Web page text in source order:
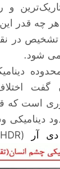
چه قدر
در
می شود.
گفت
است که
دینامیکی
آر (HDR) نامیده می‌شود.